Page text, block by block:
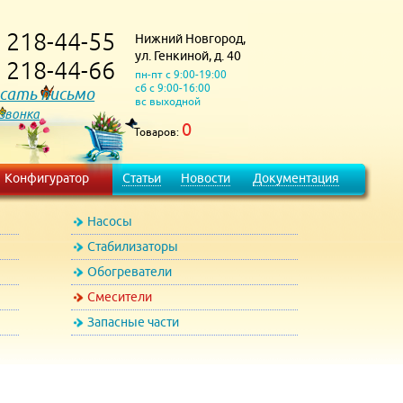
218-44-55
218-44-66
письмо
Нижний Новгород,
ул. Генкиной, д. 40
пн-пт с 9:00-19:00
сб с 9:00-16:00
вс выходной
Товаров: 0
Конфигуратор Статьи Новости Документация
Насосы
Стабилизаторы
Обогреватели
Смесители
Запасные части